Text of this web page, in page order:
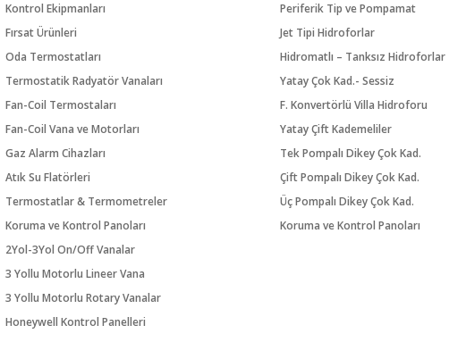
Kontrol Ekipmanları
Fırsat Ürünleri
Oda Termostatları
Termostatik Radyatör Vanaları
Fan-Coil Termostaları
Fan-Coil Vana ve Motorları
Gaz Alarm Cihazları
Atık Su Flatörleri
Termostatlar & Termometreler
Koruma ve Kontrol Panoları
2Yol-3Yol On/Off Vanalar
3 Yollu Motorlu Lineer Vana
3 Yollu Motorlu Rotary Vanalar
Honeywell Kontrol Panelleri
Periferik Tip ve Pompamat
Jet Tipi Hidroforlar
Hidromatlı – Tanksız Hidroforlar
Yatay Çok Kad.- Sessiz
F. Konvertörlü Villa Hidroforu
Yatay Çift Kademeliler
Tek Pompalı Dikey Çok Kad.
Çift Pompalı Dikey Çok Kad.
Üç Pompalı Dikey Çok Kad.
Koruma ve Kontrol Panoları